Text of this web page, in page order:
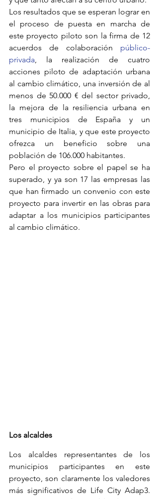
Los resultados que se esperan lograr en
el proceso de puesta en marcha de
este proyecto piloto son la firma de 12
acuerdos de colaboración público-
privada , la realización de cuatro
acciones piloto de adaptación urbana
al cambio climático, una inversión de al
menos de 50.000 € del sector privado,
la mejora de la resiliencia urbana en
tres municipios de España y un
municipio de Italia, y que este proyecto
ofrezca un beneficio sobre una
población de 106.000 habitantes.
Pero el proyecto sobre el papel se ha
superado, y ya son 17 las empresas las
que han firmado un convenio con este
proyecto para invertir en las obras para
adaptar a los municipios participantes
al cambio climático.
Los alcaldes
Los alcaldes representantes de los
municipios participantes en este
proyecto, son claramente los valedores
más significativos de Life City Adap3.